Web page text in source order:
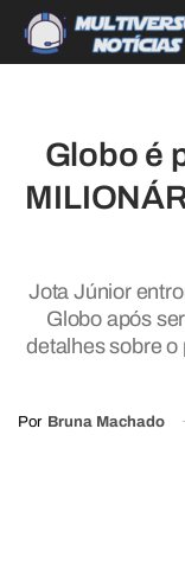
Globo é
Jota Júnior
Globo após
detalhes sobre o
Por Bruna Machado